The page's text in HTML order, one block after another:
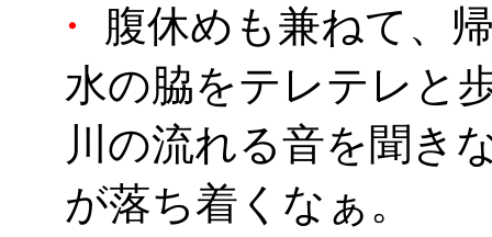
・
腹休めも兼ねて、
水の脇をテレテレと
川の流れる音を聞き
が落ち着くなぁ。